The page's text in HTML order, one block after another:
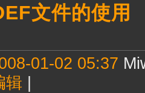
文件的使用
01-02 05:37
辑